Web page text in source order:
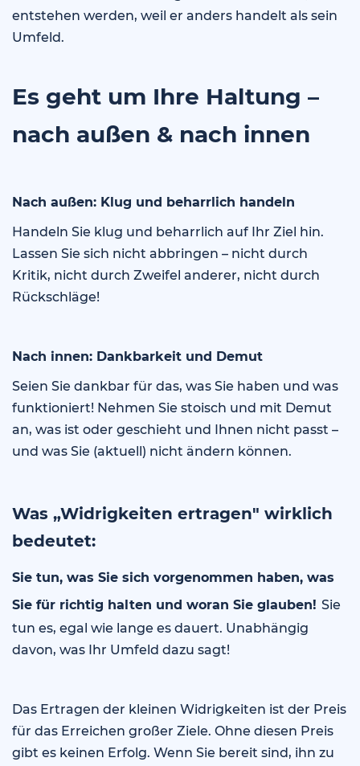
entstehen werden, weil er anders handelt als sein
Umfeld.
Es geht um Ihre Haltung –
nach außen & nach innen
Nach außen: Klug und beharrlich handeln
Handeln Sie klug und beharrlich auf Ihr Ziel hin.
Lassen Sie sich nicht abbringen – nicht durch
Kritik, nicht durch Zweifel anderer, nicht durch
Rückschläge!
Nach innen: Dankbarkeit und Demut
Seien Sie dankbar für das, was Sie haben und was
funktioniert! Nehmen Sie stoisch und mit Demut
an, was ist oder geschieht und Ihnen nicht passt –
und was Sie (aktuell) nicht ändern können.
Was „Widrigkeiten ertragen" wirklich
bedeutet:
Sie tun, was Sie sich vorgenommen haben, was
Sie für richtig halten und woran Sie glauben! Sie
tun es, egal wie lange es dauert. Unabhängig
davon, was Ihr Umfeld dazu sagt!
Das Ertragen der kleinen Widrigkeiten ist der Preis
für das Erreichen großer Ziele. Ohne diesen Preis
gibt es keinen Erfolg. Wenn Sie bereit sind, ihn zu